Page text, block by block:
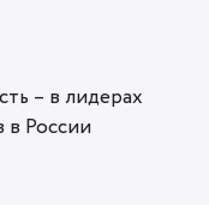
– в лидерах
в России